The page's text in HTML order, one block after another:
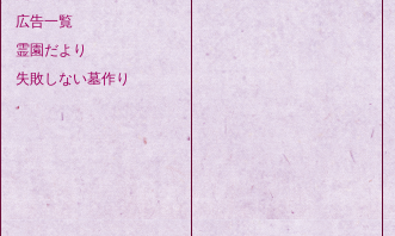
広告一覧
霊園だより
失敗しない墓作り